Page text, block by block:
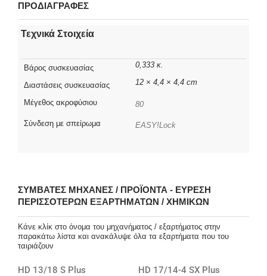
ΠΡΟΔΙΑΓΡΑΦΕΣ
Τεχνικά Στοιχεία
Βάρος συσκευασίας 0,333 κ.
Διαστάσεις συσκευασίας 12 × 4,4 × 4,4 cm
Μέγεθος ακροφύσιου 80
Σύνδεση με σπείρωμα EASY!Lock
ΣΥΜΒΑΤΈΣ ΜΗΧΑΝΈΣ / ΠΡΟΪΌΝΤΑ - ΕΎΡΕΣΗ
ΠΕΡΙΣΣΌΤΕΡΩΝ ΕΞΑΡΤΗΜΆΤΩΝ / ΧΗΜΙΚΏΝ
Κάνε κλίκ στο όνομα του μηχανήματος / εξαρτήματος στην
παρακάτω λίστα και ανακάλυψε όλα τα εξαρτήματα που του
ταιριάζουν
HD 13/18 S Plus
HD 17/14-4 SX Plus